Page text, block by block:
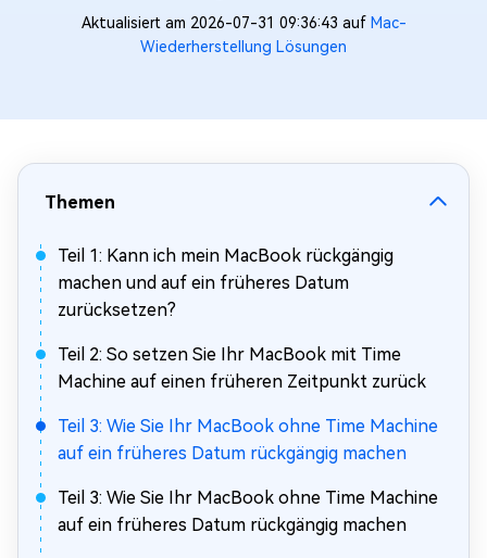
Aktualisiert am 2026-07-31 09:36:43 auf Mac-
Wiederherstellung Lösungen
Themen
Teil 1: Kann ich mein MacBook rückgängig
machen und auf ein früheres Datum
zurücksetzen?
Teil 2: So setzen Sie Ihr MacBook mit Time
Machine auf einen früheren Zeitpunkt zurück
Teil 3: Wie Sie Ihr MacBook ohne Time Machine
auf ein früheres Datum rückgängig machen
Teil 3: Wie Sie Ihr MacBook ohne Time Machine
auf ein früheres Datum rückgängig machen